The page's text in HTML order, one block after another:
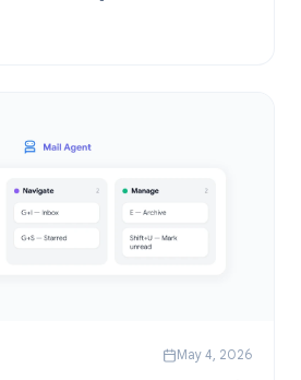
โมงในแต่ละสัปดาห์
มัติ: 7 เคล็ดลับเพื่อการตั้งค่า Auto-Reply ใน
May 4, 2026